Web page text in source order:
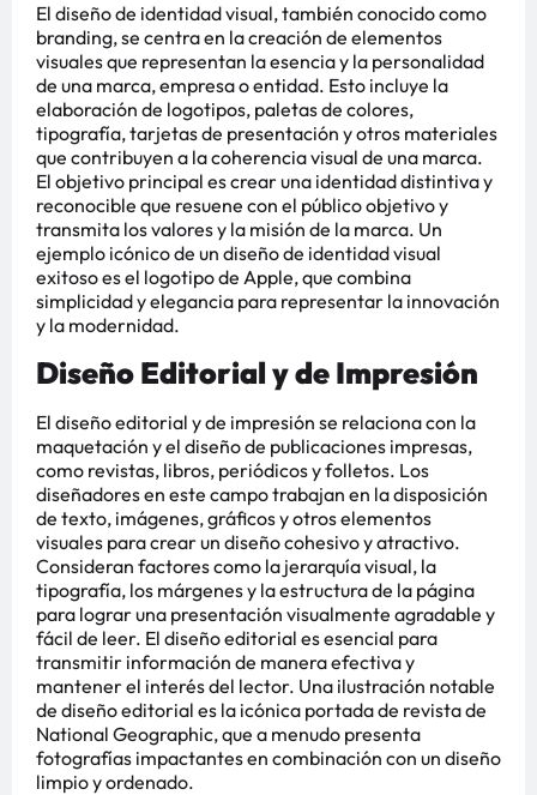
El diseño de identidad visual, también conocido como
branding, se centra en la creación de elementos
visuales que representan la esencia y la personalidad
de una marca, empresa o entidad. Esto incluye la
elaboración de logotipos, paletas de colores,
tipografía, tarjetas de presentación y otros materiales
que contribuyen a la coherencia visual de una marca.
El objetivo principal es crear una identidad distintiva y
reconocible que resuene con el público objetivo y
transmita los valores y la misión de la marca. Un
ejemplo icónico de un diseño de identidad visual
exitoso es el logotipo de Apple, que combina
simplicidad y elegancia para representar la innovación
y la modernidad.
Diseño Editorial y de Impresión
El diseño editorial y de impresión se relaciona con la
maquetación y el diseño de publicaciones impresas,
como revistas, libros, periódicos y folletos. Los
diseñadores en este campo trabajan en la disposición
de texto, imágenes, gráficos y otros elementos
visuales para crear un diseño cohesivo y atractivo.
Consideran factores como la jerarquía visual, la
tipografía, los márgenes y la estructura de la página
para lograr una presentación visualmente agradable y
fácil de leer. El diseño editorial es esencial para
transmitir información de manera efectiva y
mantener el interés del lector. Una ilustración notable
de diseño editorial es la icónica portada de revista de
National Geographic, que a menudo presenta
fotografías impactantes en combinación con un diseño
limpio y ordenado.